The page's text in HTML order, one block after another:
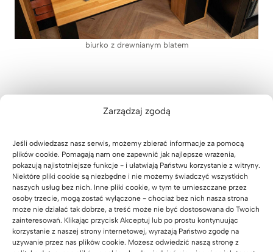
Zarządzaj zgodą
Jeśli odwiedzasz nasz serwis, możemy zbierać informacje za pomocą
plików cookie. Pomagają nam one zapewnić jak najlepsze wrażenia,
pokazują najistotniejsze funkcje - i ułatwiają Państwu korzystanie z witryny.
Niektóre pliki cookie są niezbędne i nie możemy świadczyć wszystkich
naszych usług bez nich. Inne pliki cookie, w tym te umieszczane przez
osoby trzecie, mogą zostać wyłączone - chociaż bez nich nasza strona
może nie działać tak dobrze, a treść może nie być dostosowana do Twoich
zainteresowań. Klikając przycisk Akceptuj lub po prostu kontynuując
korzystanie z naszej strony internetowej, wyrażają Państwo zgodę na
używanie przez nas plików cookie. Możesz odwiedzić naszą stronę z
biurko z drewnianym blatem
uniknąć bałaganu na biurku?
Biurko loft z kontenerkiemto idealnebiurko na
komputer, które w obecnych czasach jest niezbędnym
narzędziemdo nauki oraz pracy, a także rozwijania
swoich pasji.Biurko do pokoju dzieckapowinno
spełniać jego potrzeby oraz zapewniać komfortowe
warunki podczas codziennego korzystania. Nasze